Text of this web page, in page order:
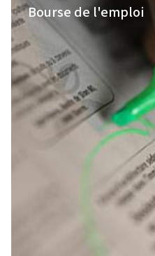
Bourse de l'emploi